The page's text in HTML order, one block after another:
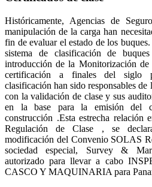
Históricamente, Agencias de
manipulación de la carga han
fin de evaluar el estado de los
sistema de clasificación de
introducción de la Monitorización
certificación a finales del siglo
clasificación han sido responsables de
con la validación de clase y sus
en la base para la emisión del
construcción .Esta estrecha relación
Regulación de Clase , se
modificación del Convenio SOLAS
sociedad especial, Survey &
autorizado para llevar a cabo
CASCO Y MAQUINARIA para